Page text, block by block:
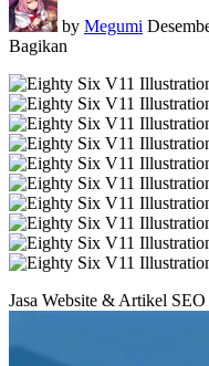
by Megumi
Bagikan
Jasa Website & Artikel SEO